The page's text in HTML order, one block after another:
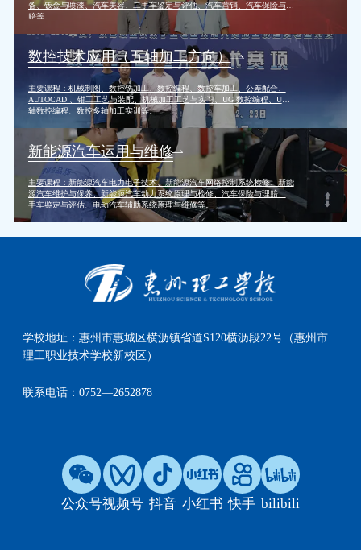
备、钣金与喷漆、汽车美容、二手车鉴定与评估、汽车营销、汽车保险与理
赔等。
数控技术应用（五轴加工方向）
主要课程：机械制图、数控铣加工、数控编程、数控车加工、公差配合、
AUTOCAD 、钳工工艺与装配、机械加工工艺与实习、UG 数控编程、UG多
轴数控编程、数控多轴加工实训等。
新能源汽车运用与维修
主要课程：新能源汽车电力电子技术、新能源汽车网络控制系统检修、新能
源汽车维护与保养、新能源汽车动力系统原理与检修、汽车保险与理赔、二
手车鉴定与评估、电动汽车辅助系统原理与维修等。
学校地址：惠州市惠城区横沥镇省道S120横沥段22号（惠州市
理工职业技术学校新校区）
联系电话：0752—2652878
公众号视频号 抖音 小红书 快手 bilibili